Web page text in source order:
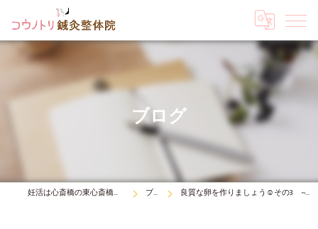
ブログ
妊活は心斎橋の東心斎橋コウノトリ鍼灸整体院 ブログ 良質な卵を作りましょう☺その3 ~良質な卵子って何ですか？~